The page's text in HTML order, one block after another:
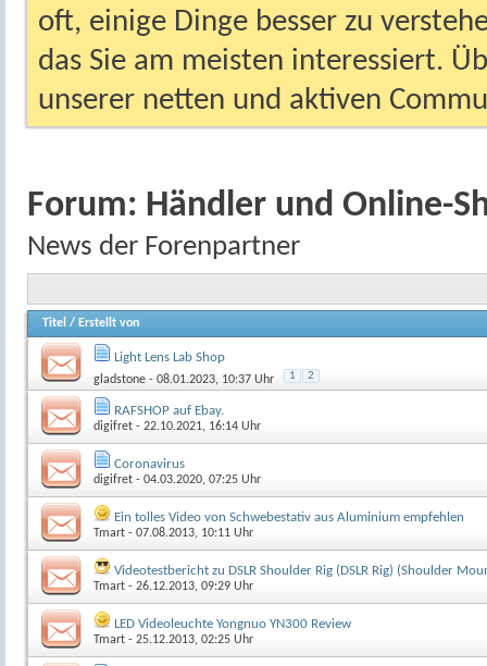
oft, einige Dinge besser zu
das Sie am meisten interessiert.
unserer netten und aktiven
Forum: Händler und Online-
News der Forenpartner
Titel / Erstellt von
Light Lens Lab Shop
gladstone - 08.01.2023, 10:37 Uhr 1 2
RAFSHOP auf Ebay.
digifret - 22.10.2021, 16:14 Uhr
Coronavirus
digifret - 04.03.2020, 07:25 Uhr
Ein tolles Video von Schwebestativ aus Aluminium empfehlen
Tmart - 07.08.2013, 10:11 Uhr
Videotestbericht zu DSLR Shoulder Rig (DSLR Rig) (Shoulder
Tmart - 26.12.2013, 09:29 Uhr
LED Videoleuchte Yongnuo YN300 Review
Tmart - 25.12.2013, 02:25 Uhr